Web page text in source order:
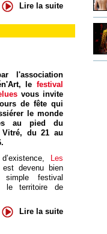
Lire la suite
l'association
le festival
vous invite
de fête qui
le monde
au pied du
Vitré, du 21 au
Les
est devenu bien
simple festival
le territoire de
Lire la suite